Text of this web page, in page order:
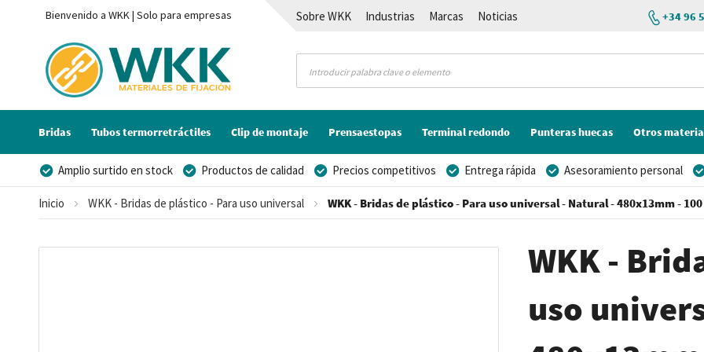
Bienvenido a WKK | Solo para empresas Sobre WKK Industrias Marcas
Noticias
+34 96
Bridas Tubos termorretráctiles Clip de montaje Prensaestopas Terminal redondo Punteras huecas Otros
Amplio surtido en stock Productos de calidad Precios competitivos Entrega rápida
Asesoramiento personal
Posibilidad de crear marca privada
Inicio WKK - Bridas de plástico - Para uso universal WKK - Bridas de plástico - Para uso universal - Natural - 480x13mm -
WKK -
uso